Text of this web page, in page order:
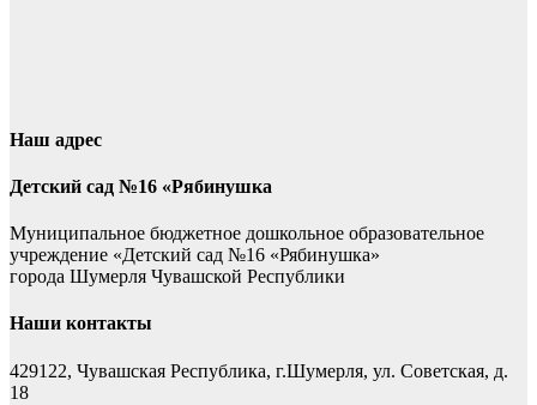
Наш адрес
Детский сад №16 «Рябинушка
Муниципальное бюджетное дошкольное образовательное
учреждение «Детский сад №16 «Рябинушка»
города Шумерля Чувашской Республики
Наши контакты
429122, Чувашская Республика, г.Шумерля, ул. Советская, д.
18